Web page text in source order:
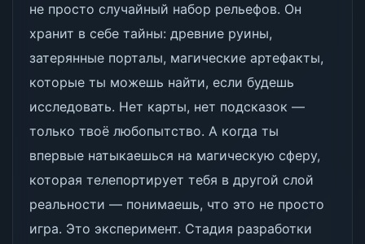
не просто случайный набор рельефов. Он
хранит в себе тайны: древние руины,
затерянные порталы, магические артефакты,
которые ты можешь найти, если будешь
исследовать. Нет карты, нет подсказок —
только твоё любопытство. А когда ты
впервые натыкаешься на магическую сферу,
которая телепортирует тебя в другой слой
реальности — понимаешь, что это не просто
игра. Это эксперимент. Стадия разработки